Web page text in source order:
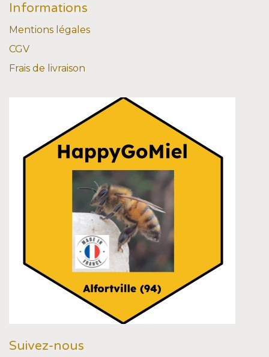
Informations
Mentions légales
CGV
Frais de livraison
Suivez-nous